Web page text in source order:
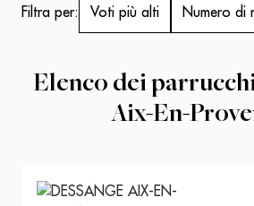
Filtra per: Voti più alti Numero di
Elenco dei
Aix-En-